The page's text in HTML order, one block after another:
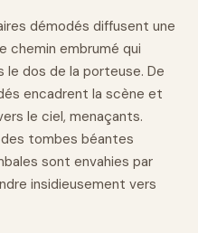
démodés diffusent une
chemin embrumé qui
le dos de la porteuse. De
encadrent la scène et
le ciel, menaçants.
tombes béantes
sont envahies par
insidieusement vers